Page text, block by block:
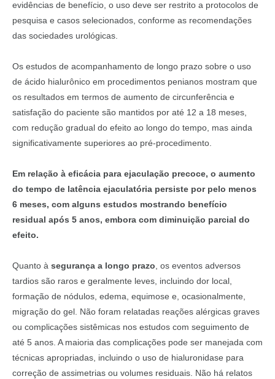
evidências de benefício, o uso deve ser restrito a protocolos de
pesquisa e casos selecionados, conforme as recomendações
das sociedades urológicas.
Os estudos de acompanhamento de longo prazo sobre o uso
de ácido hialurônico em procedimentos penianos mostram que
os resultados em termos de aumento de circunferência e
satisfação do paciente são mantidos por até 12 a 18 meses,
com redução gradual do efeito ao longo do tempo, mas ainda
significativamente superiores ao pré-procedimento.
Em relação à eficácia para ejaculação precoce, o aumento
do tempo de latência ejaculatória persiste por pelo menos
6 meses, com alguns estudos mostrando benefício
residual após 5 anos, embora com diminuição parcial do
efeito.
Quanto à segurança a longo prazo , os eventos adversos
tardios são raros e geralmente leves, incluindo dor local,
formação de nódulos, edema, equimose e, ocasionalmente,
migração do gel. Não foram relatadas reações alérgicas graves
ou complicações sistêmicas nos estudos com seguimento de
até 5 anos. A maioria das complicações pode ser manejada com
técnicas apropriadas, incluindo o uso de hialuronidase para
correção de assimetrias ou volumes residuais. Não há relatos